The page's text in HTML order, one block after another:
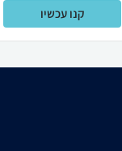
קנו עכשיו